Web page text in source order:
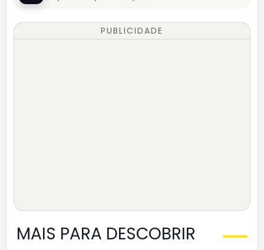
PUBLICIDADE
MAIS PARA DESCOBRIR